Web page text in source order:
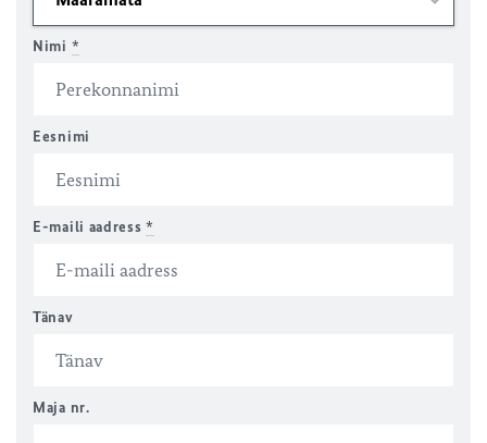
Nimi *
Eesnimi
E-maili aadress*
Tänav
Maja nr.